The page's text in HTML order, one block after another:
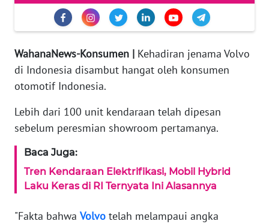
WahanaNews-Konsumen | Kehadiran jenama Volvo
di Indonesia disambut hangat oleh konsumen
otomotif Indonesia.
Lebih dari 100 unit kendaraan telah dipesan
sebelum peresmian showroom pertamanya.
Baca Juga:
Tren Kendaraan Elektrifikasi, Mobil Hybrid
Laku Keras di RI Ternyata Ini Alasannya
"Fakta bahwa Volvo telah melampaui angka
WALINKI
Informasi
INDEKS
BERITA
KONTAK
KAMI
IKLAN